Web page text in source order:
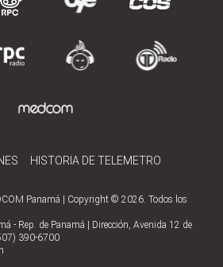
HISTORIA DE TELEMETRO
Panamá | Copyright © 2026. Todos los
- Rep. de Panamá | Dirección, Avenida 12 de
390-6700